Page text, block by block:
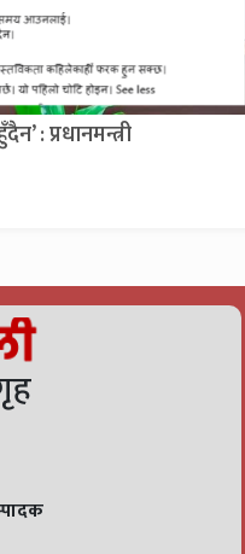
: प्रधानमन्त्री